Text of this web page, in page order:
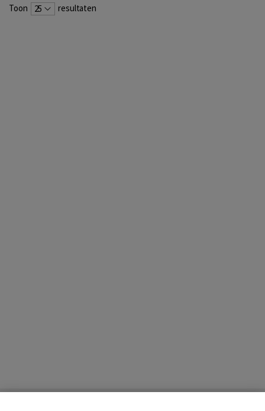
Toon 25 resultaten